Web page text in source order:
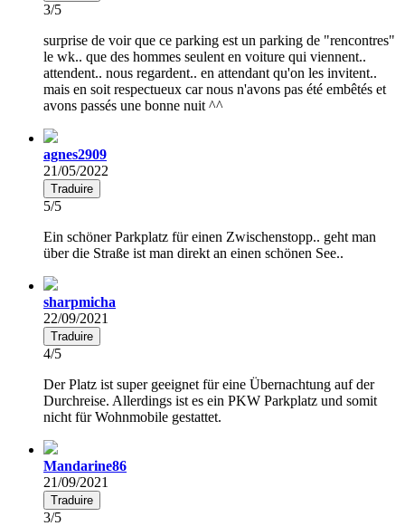
3/5
surprise de voir que ce parking est un parking de "rencontres"
le wk.. que des hommes seulent en voiture qui viennent..
attendent.. nous regardent.. en attendant qu'on les invitent..
mais en soit respectueux car nous n'avons pas été embêtés et
avons passés une bonne nuit ^^
agnes2909
21/05/2022
Traduire
5/5
Ein schöner Parkplatz für einen Zwischenstopp.. geht man
über die Straße ist man direkt an einen schönen See..
sharpmicha
22/09/2021
Traduire
4/5
Der Platz ist super geeignet für eine Übernachtung auf der
Durchreise. Allerdings ist es ein PKW Parkplatz und somit
nicht für Wohnmobile gestattet.
Mandarine86
21/09/2021
Traduire
3/5